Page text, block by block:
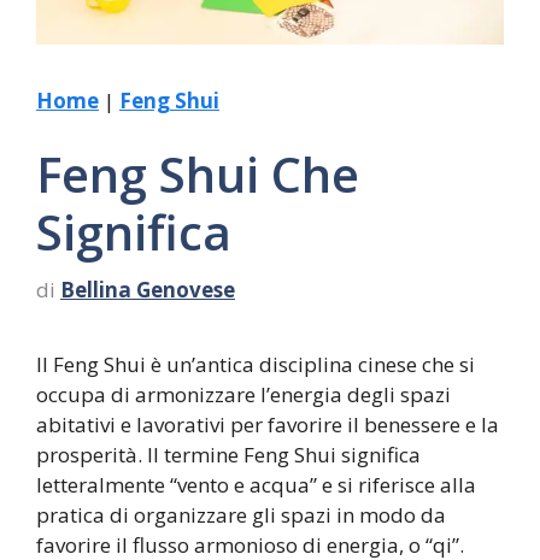
Home | Feng Shui
Feng Shui Che
Significa
di Bellina Genovese
Il Feng Shui è un’antica disciplina cinese che si
occupa di armonizzare l’energia degli spazi
abitativi e lavorativi per favorire il benessere e la
prosperità. Il termine Feng Shui significa
letteralmente “vento e acqua” e si riferisce alla
pratica di organizzare gli spazi in modo da
favorire il flusso armonioso di energia, o “qi”.